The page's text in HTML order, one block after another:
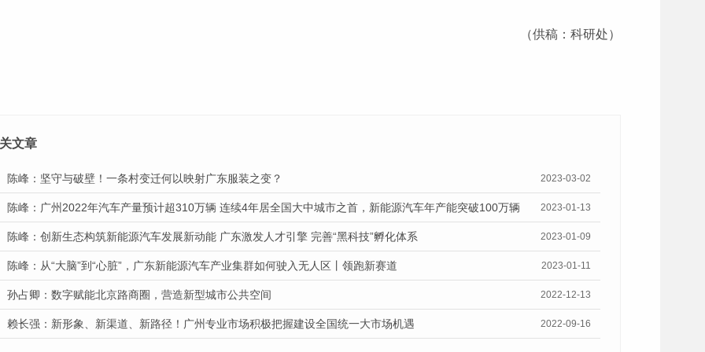
（供稿：科研处）
文章
陈峰：坚守与破壁！一条村变迁何以映射广东服装之变？ 2023-03-02
陈峰：广州2022年汽车产量预计超310万辆 连续4年居全国大中城市之首，新能源汽车年产能突破100万辆 2023-01-13
陈峰：创新生态构筑新能源汽车发展新动能 广东激发人才引擎 完善“黑科技”孵化体系 2023-01-09
陈峰：从“大脑”到“心脏”，广东新能源汽车产业集群如何驶入无人区丨领跑新赛道 2023-01-11
孙占卿：数字赋能北京路商圈，营造新型城市公共空间 2022-12-13
赖长强：新形象、新渠道、新路径！广州专业市场积极把握建设全国统一大市场机遇 2022-09-16